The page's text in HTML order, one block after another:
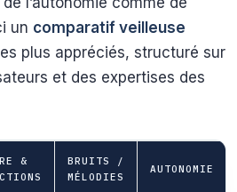
un comparatif veilleuse
plus appréciés, structuré sur
et des expertises des
&
BRUITS /
MÉLODIES
AUTONOMIE